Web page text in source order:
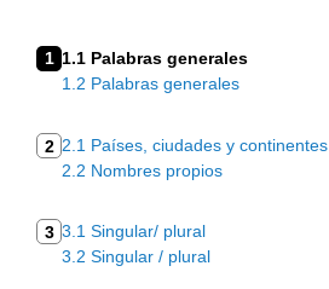
1 1.1 Palabras generales
1.2 Palabras generales
2 2.1 Países, ciudades y continentes
2.2 Nombres propios
3 3.1 Singular/ plural
3.2 Singular / plural